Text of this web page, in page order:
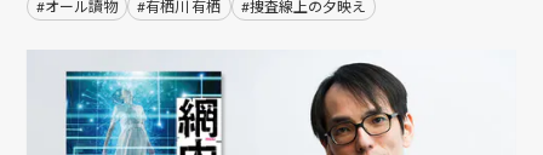
#オール讀物 #有栖川 有栖 #捜査線上の夕映え